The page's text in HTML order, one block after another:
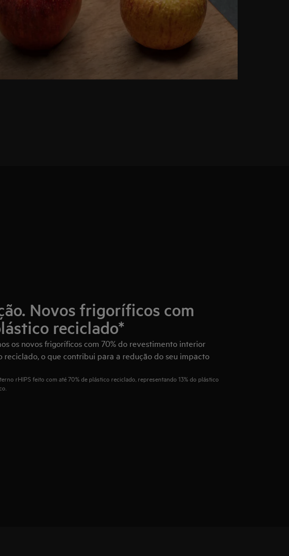
Novos frigoríficos com
reciclado*
os novos frigoríficos com 70% do revestimento interior
reciclado, o que contribui para a redução do seu impacto
rHIPS feito com até 70% de plástico reciclado, representando 13% do plástico